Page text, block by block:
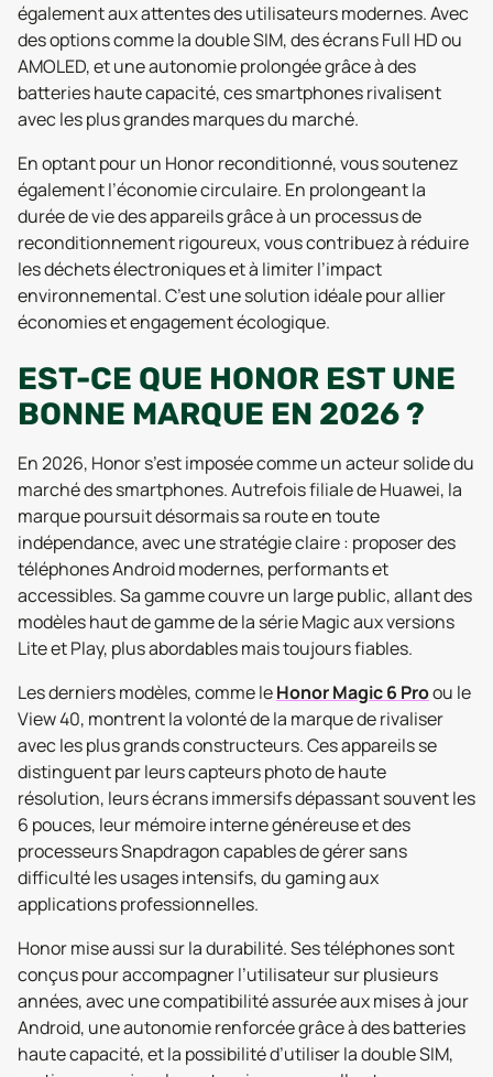
également aux attentes des utilisateurs modernes. Avec
des options comme la double SIM, des écrans Full HD ou
AMOLED, et une autonomie prolongée grâce à des
batteries haute capacité, ces smartphones rivalisent
avec les plus grandes marques du marché.
En optant pour un Honor reconditionné, vous soutenez
également l’économie circulaire. En prolongeant la
durée de vie des appareils grâce à un processus de
reconditionnement rigoureux, vous contribuez à réduire
les déchets électroniques et à limiter l’impact
environnemental. C’est une solution idéale pour allier
économies et engagement écologique.
EST-CE QUE HONOR EST UNE
BONNE MARQUE EN 2026 ?
En 2026, Honor s’est imposée comme un acteur solide du
marché des smartphones. Autrefois filiale de Huawei, la
marque poursuit désormais sa route en toute
indépendance, avec une stratégie claire : proposer des
téléphones Android modernes, performants et
accessibles. Sa gamme couvre un large public, allant des
modèles haut de gamme de la série Magic aux versions
Lite et Play, plus abordables mais toujours fiables.
Les derniers modèles, comme leHonor Magic 6 Proou le
View 40, montrent la volonté de la marque de rivaliser
avec les plus grands constructeurs. Ces appareils se
distinguent par leurs capteurs photo de haute
résolution, leurs écrans immersifs dépassant souvent les
6 pouces, leur mémoire interne généreuse et des
processeurs Snapdragon capables de gérer sans
difficulté les usages intensifs, du gaming aux
applications professionnelles.
Honor mise aussi sur la durabilité. Ses téléphones sont
conçus pour accompagner l’utilisateur sur plusieurs
années, avec une compatibilité assurée aux mises à jour
Android, une autonomie renforcée grâce à des batteries
haute capacité, et la possibilité d’utiliser la double SIM,